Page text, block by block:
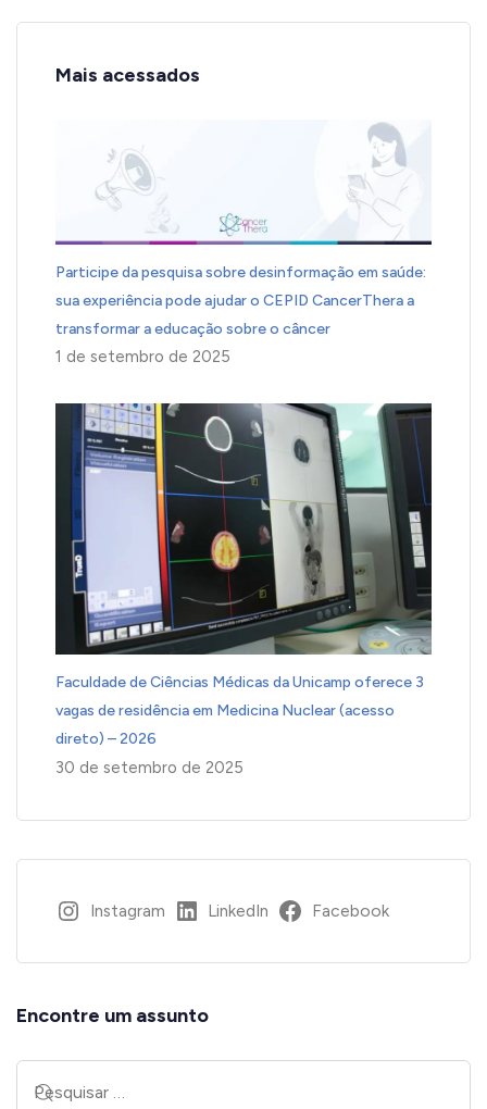
Mais acessados
Participe da pesquisa sobre desinformação em saúde:
sua experiência pode ajudar o CEPID CancerThera a
transformar a educação sobre o câncer
1 de setembro de 2025
Faculdade de Ciências Médicas da Unicamp oferece 3
vagas de residência em Medicina Nuclear (acesso
direto) – 2026
30 de setembro de 2025
Instagram LinkedIn Facebook
Encontre um assunto